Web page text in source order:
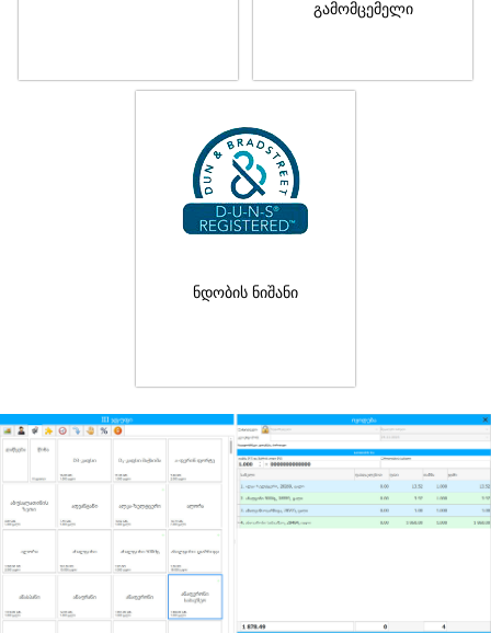
გამომცემელი
ნდობის ნიშანი